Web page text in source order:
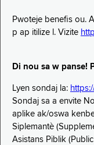
Pwoteje benefis ou.
p ap itilize l. Vizite
Di nou sa w panse!
Lyen sondaj la:
Sondaj sa a envite
aplike ak/oswa
Siplemantè
Asistans Piblik